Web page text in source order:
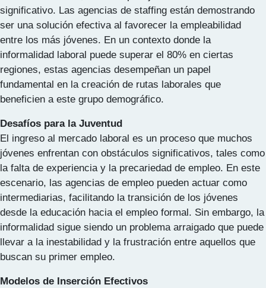
significativo. Las agencias de staffing están demostrando
ser una solución efectiva al favorecer la empleabilidad
entre los más jóvenes. En un contexto donde la
informalidad laboral puede superar el 80% en ciertas
regiones, estas agencias desempeñan un papel
fundamental en la creación de rutas laborales que
beneficien a este grupo demográfico.
Desafíos para la Juventud
El ingreso al mercado laboral es un proceso que muchos
jóvenes enfrentan con obstáculos significativos, tales como
la falta de experiencia y la precariedad de empleo. En este
escenario, las agencias de empleo pueden actuar como
intermediarias, facilitando la transición de los jóvenes
desde la educación hacia el empleo formal. Sin embargo, la
informalidad sigue siendo un problema arraigado que puede
llevar a la inestabilidad y la frustración entre aquellos que
buscan su primer empleo.
Modelos de Inserción Efectivos